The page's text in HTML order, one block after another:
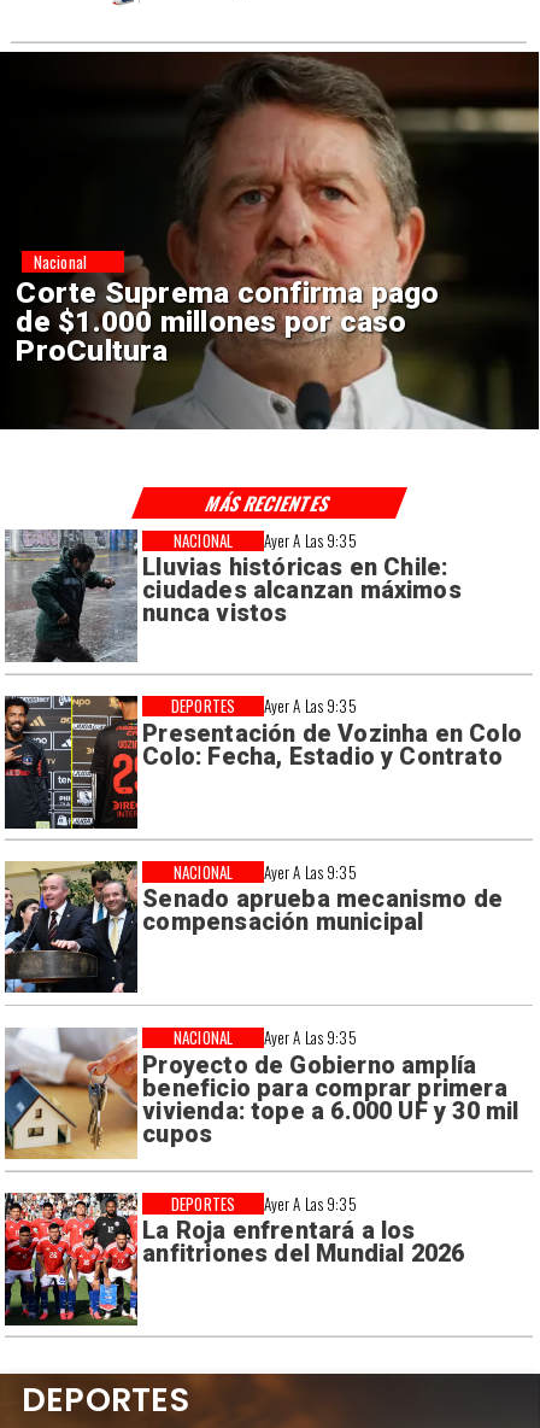
Corte Suprema confirma pago
de $1.000 millones por caso
ProCultura
Nacional
Ayer A Las 9:35
Lluvias históricas en Chile:
ciudades alcanzan máximos
nunca vistos
NACIONAL
Ayer A Las 9:35
Presentación de Vozinha en Colo
Colo: Fecha, Estadio y Contrato
DEPORTES
Ayer A Las 9:35
Senado aprueba mecanismo de
compensación municipal
NACIONAL
Ayer A Las 9:35
Proyecto de Gobierno amplía
beneficio para comprar primera
vivienda: tope a 6.000 UF y 30 mil
cupos
NACIONAL
Ayer A Las 9:35
La Roja enfrentará a los
anfitriones del Mundial 2026
DEPORTES
MÁS RECIENTES
DEPORTES